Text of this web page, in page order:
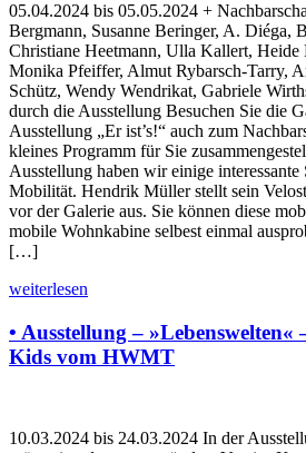
05.04.2024 bis 05.05.2024 +
Bergmann, Susanne Beringer, A. Diéga,
Christiane Heetmann, Ulla Kallert,
Monika Pfeiffer, Almut Rybarsch-Tarry,
Schütz, Wendy Wendrikat, Gabriele
durch die Ausstellung Besuchen Sie die
Ausstellung „Er ist’s!“ auch zum
kleines Programm für Sie
Ausstellung haben wir einige
Mobilität. Hendrik Müller stellt sein
vor der Galerie aus. Sie können diese
mobile Wohnkabine selbest einmal
[…]
weiterlesen
• Ausstellung –
Kids vom HWMT
10.03.2024 bis 24.03.2024 In der